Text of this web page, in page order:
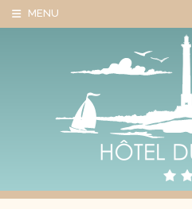
MENU
Panneau de gestion des cookies